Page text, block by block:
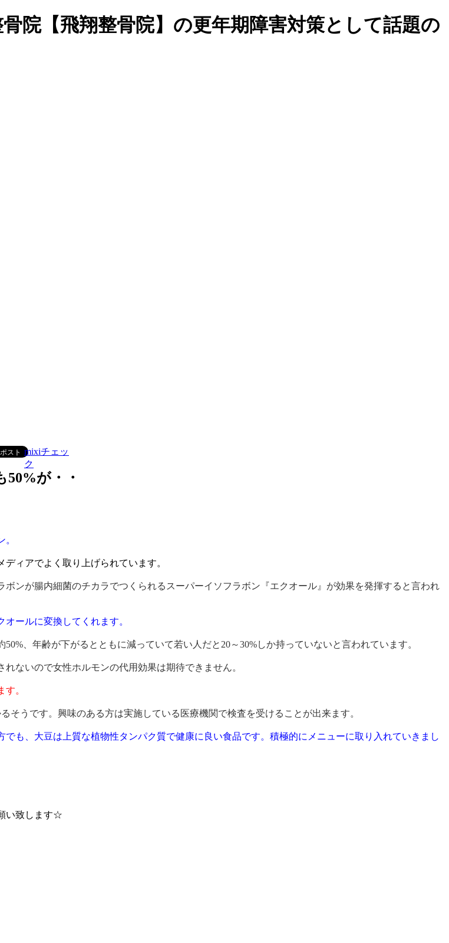
院【飛翔整骨院】の更年期障害対策として話題の
mixiチェッ
ク
が・・
ィアでよく取り上げられています。
ンが腸内細菌のチカラでつくられるスーパーイソフラボン『エクオール』が効果を発揮すると言われ
ールに変換してくれます。
、年齢が下がるとともに減っていて若い人だと20～30%しか持っていないと言われています。
ないので女性ホルモンの代用効果は期待できません。
。
うです。興味のある方は実施している医療機関で検査を受けることが出来ます。
も、大豆は上質な植物性タンパク質で健康に良い食品です。積極的にメニューに取り入れていきまし
い致します☆